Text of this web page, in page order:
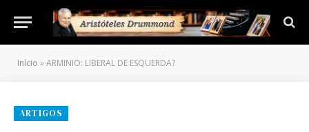
Início »ARMINIO: LIBERAL DE ESQUERDA?
ARTIGOS